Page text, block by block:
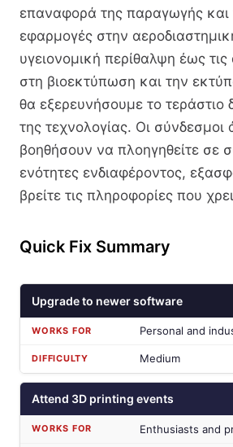
επαναφορά της παραγωγής και
εφαρμογές στην
υγειονομική περίθαλψη έως
στη βιοεκτύπωση και την
θα εξερευνήσουμε το τεράστιο
της τεχνολογίας. Οι
βοηθήσουν να πλοηγηθείτε σε
ενότητες ενδιαφέροντος,
βρείτε τις πληροφορίες που
Quick Fix Summary
Upgrade to newer software
Personal and
Medium
Attend 3D printing events
Enthusiasts and